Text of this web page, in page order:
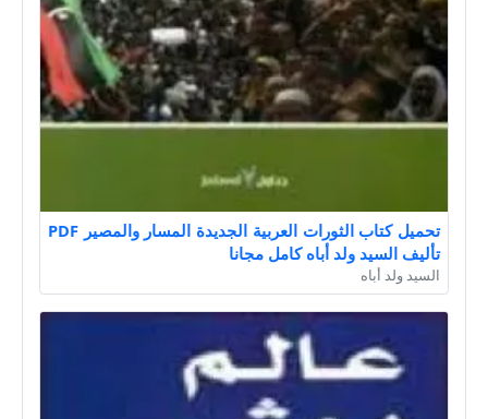
تحميل كتاب الثورات العربية الجديدة المسار والمصير PDF
تأليف السيد ولد أباه كامل مجانا
السيد ولد أباه